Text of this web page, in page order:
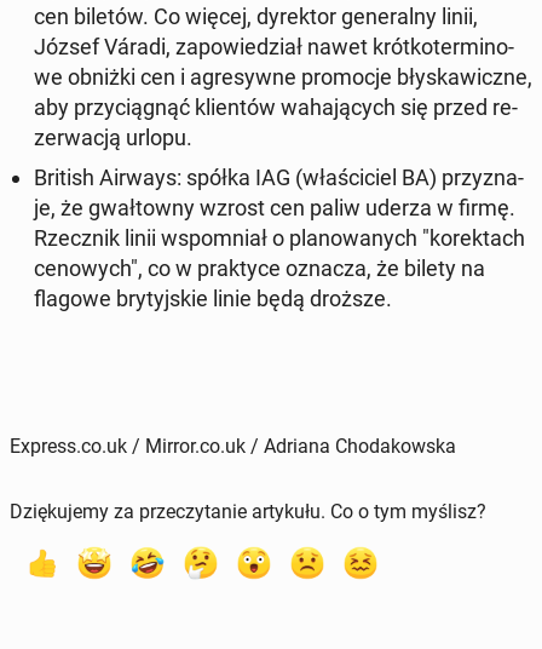
cen biletów. Co więcej, dy­rek­tor ge­ne­ral­ny linii,
József Váradi, za­po­wie­dział nawet krót­ko­ter­mi­no­
we obniżki cen i agre­syw­ne pro­mo­cje bły­ska­wicz­ne,
aby przy­cią­gnąć klien­tów wa­ha­ją­cych się przed re­
zer­wa­cją urlopu.
British Airways: spółka IAG (wła­ści­ciel BA) przy­zna­
je, że gwał­tow­ny wzrost cen paliw uderza w firmę.
Rzecz­nik linii wspo­mniał o pla­no­wa­nych "ko­rek­tach
ce­no­wych", co w prak­ty­ce oznacza, że bilety na
flagowe bry­tyj­skie linie będą droższe.
Express.co.uk / Mirror.co.uk / Adriana Chodakowska
Dziękujemy za przeczytanie artykułu. Co o tym myślisz?